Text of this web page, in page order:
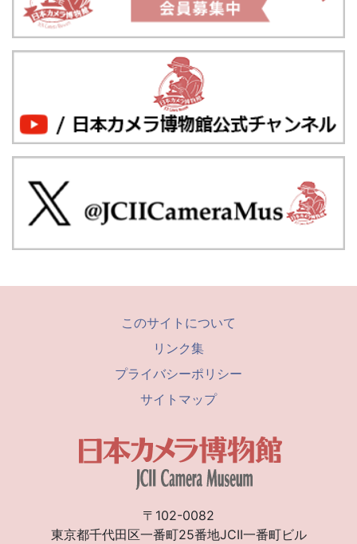
このサイトについて
リンク集
プライバシーポリシー
サイトマップ
〒102-0082
東京都千代田区一番町25番地JCII一番町ビル